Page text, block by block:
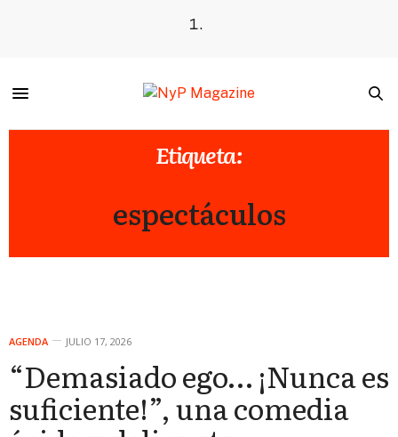
Etiqueta:
espectáculos
AGENDA JULIO 17, 2026
“Demasiado ego… ¡Nunca es
suficiente!”, una comedia